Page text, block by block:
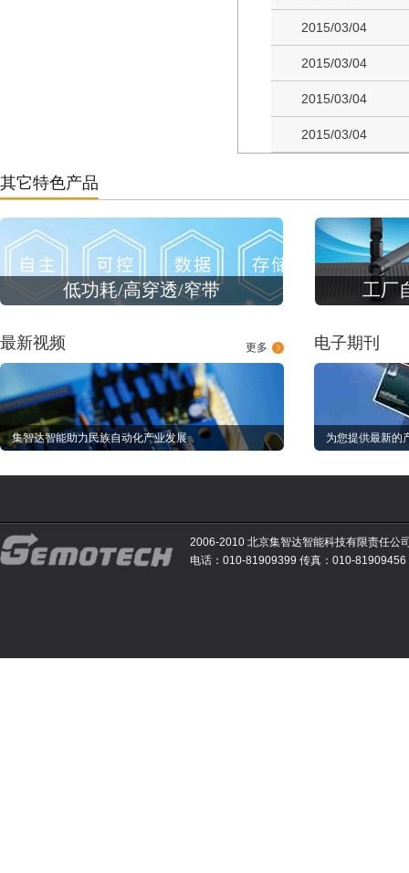
2015/03/04
2015/03/04
2015/03/04
2015/03/04
其它特色产品
低功耗/高穿透/窄带 工厂
更多
最新视频
集智达智能助力民族自动化产业发展
电子期刊
为您提供最新的
2006-2010 北京集智达智能科技有限责任公
电话：010-81909399 传真：010-